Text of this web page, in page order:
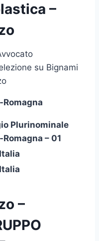
–
su Bignami
Romagna
Plurinominale
– 01
–